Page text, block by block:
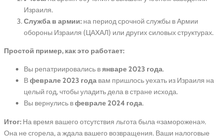
Израиля.
Служба в армии: на период срочной службы в Армии
обороны Израиля (ЦАХАЛ) или других силовых структурах.
Простой пример, как это работает:
Вы репатриировались вянваре 2023 года.
Вфеврале 2023 года вам пришлось уехать из Израиля на
целый год, чтобы уладить дела в стране исхода.
Вы вернулись вфеврале 2024 года.
Итог: На время вашего отсутствия льгота была «заморожена».
Она не сгорела, а ждала вашего возвращения. Ваши налоговые